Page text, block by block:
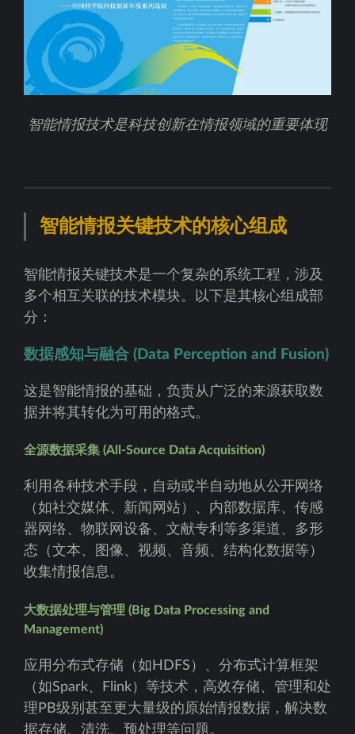
智能情报技术是科技创新在情报领域的重要体现
智能情报关键技术的核心组成
智能情报关键技术是一个复杂的系统工程，涉及
多个相互关联的技术模块。以下是其核心组成部
分：
数据感知与融合 (Data Perception and Fusion)
这是智能情报的基础，负责从广泛的来源获取数
据并将其转化为可用的格式。
全源数据采集 (All-Source Data Acquisition)
利用各种技术手段，自动或半自动地从公开网络
（如社交媒体、新闻网站）、内部数据库、传感
器网络、物联网设备、文献专利等多渠道、多形
态（文本、图像、视频、音频、结构化数据等）
收集情报信息。
大数据处理与管理 (Big Data Processing and
Management)
应用分布式存储（如HDFS）、分布式计算框架
（如Spark、Flink）等技术，高效存储、管理和处
理PB级别甚至更大量级的原始情报数据，解决数
据存储、清洗、预处理等问题。